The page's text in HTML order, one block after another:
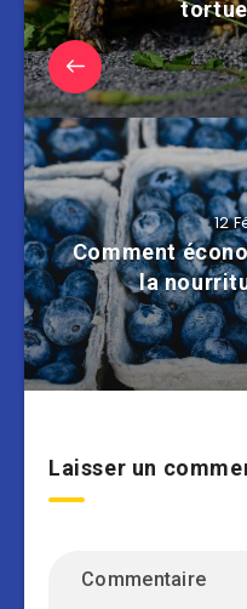
12
Comment
la
Laisser un